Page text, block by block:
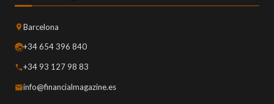
Barcelona
+34 654 396 840
+34 93 127 98 83
info@financialmagazine.es